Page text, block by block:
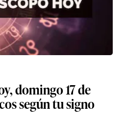
domingo 17 de
según tu signo